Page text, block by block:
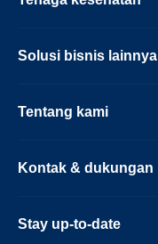
Solusi bisnis lainnya
Tentang kami
Kontak & dukungan
Stay up-to-date